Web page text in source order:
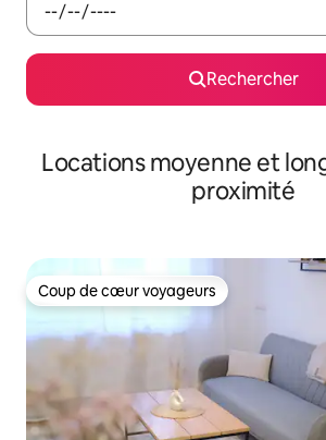
Rechercher
Locations moyenne et
proximité
Coup de cœur voyageurs
Coup de cœur voyageurs